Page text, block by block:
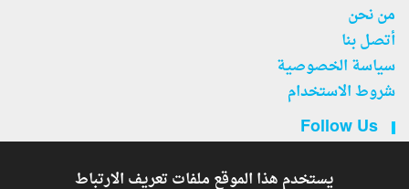
من نحن
أتصل بنا
سياسة الخصوصية
شروط الاستخدام
Follow Us
يستخدم هذا الموقع ملفات تعريف الارتباط